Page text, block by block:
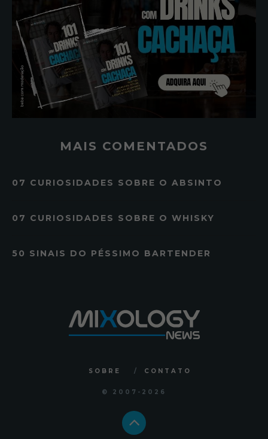
MAIS COMENTADOS
07 CURIOSIDADES SOBRE O ABSINTO
07 CURIOSIDADES SOBRE O WHISKY
50 SINAIS DO PÉSSIMO BARTENDER
SOBRE CONTATO
© 2007 -2026